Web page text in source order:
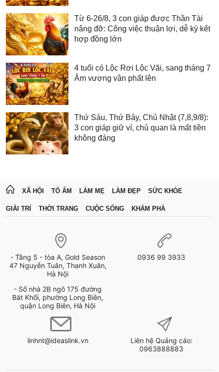
Từ 6-26/8, 3 con giáp được Thần Tài
nâng đỡ: Công việc thuận lợi, dễ ký kết
hợp đồng lớn
4 tuổi có Lộc Rơi Lộc Vãi, sang tháng 7
Âm vượng vận phất lên
Thứ Sáu, Thứ Bảy, Chủ Nhật (7,8,9/8):
3 con giáp giữ ví, chủ quan là mất tiền
không đáng
XÃ HỘI TỔ ẤM LÀM MẸ LÀM ĐẸP SỨC KHỎE
GIẢI TRÍ THỜI TRANG CUỘC SỐNG KHÁM PHÁ
- Tầng 5 - tòa A, Gold Season
47 Nguyễn Tuân, Thanh Xuân,
Hà Nội
- Số nhà 2B ngõ 175 đường
Bát Khối, phường Long Biên,
quận Long Biên, Hà Nội
0936 99 3933
linhnt@ideaslink.vn
Liên hệ Quảng cáo:
0963888883